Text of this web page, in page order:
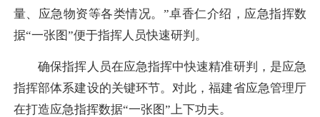
量、应急物资等各类情况。”卓香仁介绍，应急指挥数
据“一张图”便于指挥人员快速研判。
确保指挥人员在应急指挥中快速精准研判，是应急
指挥部体系建设的关键环节。对此，福建省应急管理厅
在打造应急指挥数据“一张图”上下功夫。